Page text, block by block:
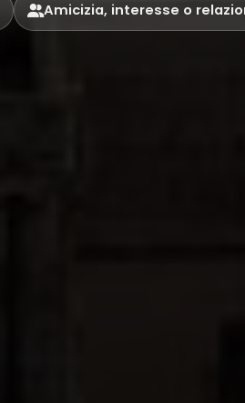
Amicizia, interesse o